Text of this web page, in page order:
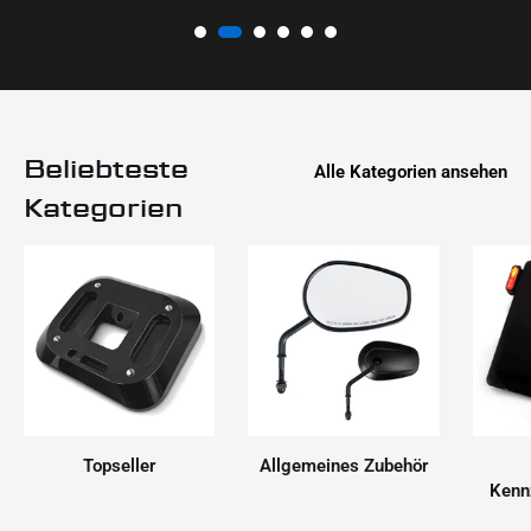
Beliebteste
Kategorien
Alle Kategorien ansehen
Topseller
Allgemeines Zubehör